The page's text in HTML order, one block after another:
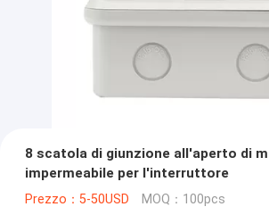
8 scatola di giunzione all'aperto di
impermeabile per l'interruttore
Prezzo：5-50USD MOQ：100pcs